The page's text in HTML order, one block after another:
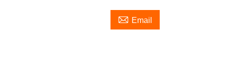
 Email